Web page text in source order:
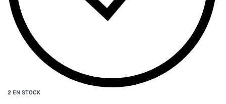
2 EN STOCK